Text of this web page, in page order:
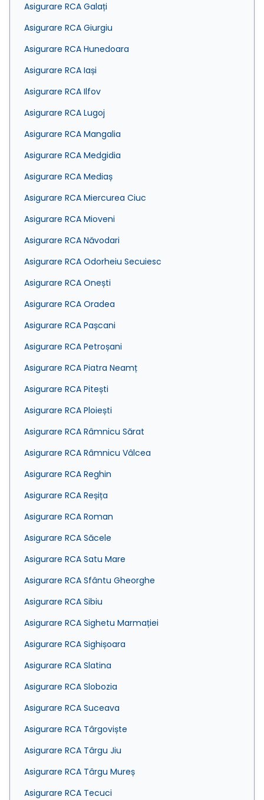
Asigurare RCA Galați
Asigurare RCA Giurgiu
Asigurare RCA Hunedoara
Asigurare RCA Iași
Asigurare RCA Ilfov
Asigurare RCA Lugoj
Asigurare RCA Mangalia
Asigurare RCA Medgidia
Asigurare RCA Mediaș
Asigurare RCA Miercurea Ciuc
Asigurare RCA Mioveni
Asigurare RCA Năvodari
Asigurare RCA Odorheiu Secuiesc
Asigurare RCA Onești
Asigurare RCA Oradea
Asigurare RCA Pașcani
Asigurare RCA Petroșani
Asigurare RCA Piatra Neamț
Asigurare RCA Pitești
Asigurare RCA Ploiești
Asigurare RCA Râmnicu Sărat
Asigurare RCA Râmnicu Vâlcea
Asigurare RCA Reghin
Asigurare RCA Reșița
Asigurare RCA Roman
Asigurare RCA Săcele
Asigurare RCA Satu Mare
Asigurare RCA Sfântu Gheorghe
Asigurare RCA Sibiu
Asigurare RCA Sighetu Marmației
Asigurare RCA Sighișoara
Asigurare RCA Slatina
Asigurare RCA Slobozia
Asigurare RCA Suceava
Asigurare RCA Târgoviște
Asigurare RCA Târgu Jiu
Asigurare RCA Târgu Mureș
Asigurare RCA Tecuci